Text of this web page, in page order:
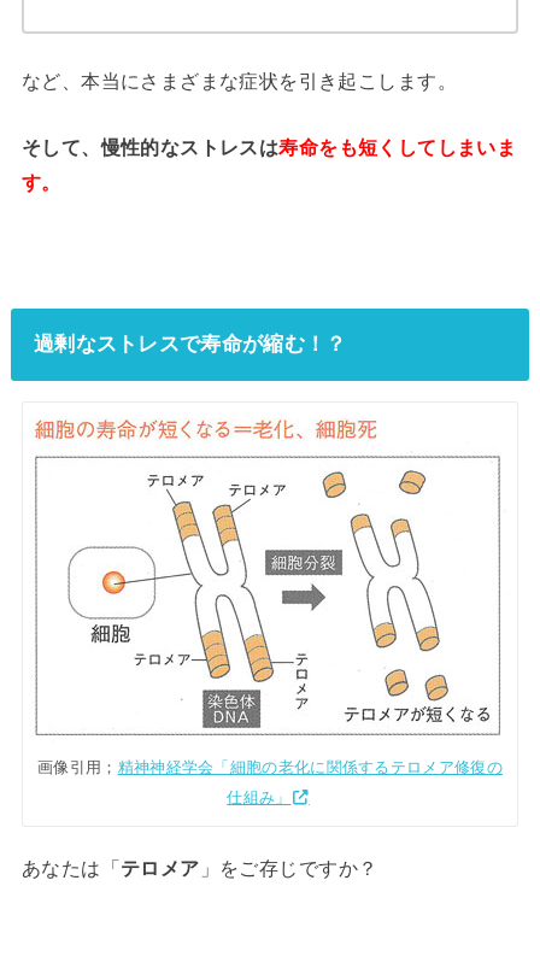
など、本当にさまざまな症状を引き起こします。
そして、慢性的なストレスは寿命をも短くしてしまいま
す。
過剰なストレスで寿命が縮む！？
画像引用； 精神神経学会「細胞の老化に関係するテロメア修復の
仕組み」
あなたは「テロメア 」をご存じですか？